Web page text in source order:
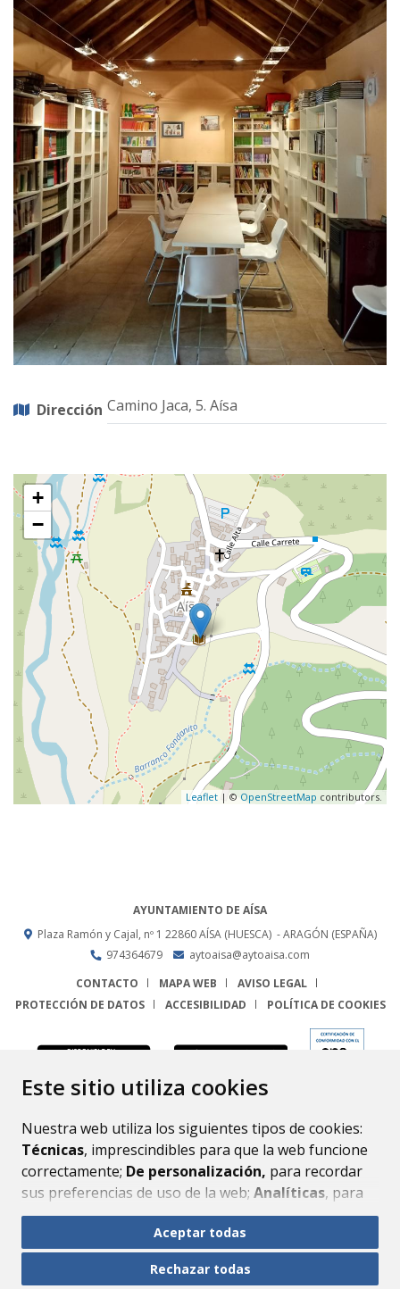
Este sitio utiliza cookies
Nuestra web utiliza los siguientes tipos de cookies:
Técnicas, imprescindibles para que la web funcione
correctamente; De personalización, para recordar
sus preferencias de uso de la web; Analíticas, para
mejorar el funcionamiento de la web y sus servicios.
Si acepta pulsando el botón“Aceptar todas”
consideramos que acepta su uso. Si pulsa el botón
Aceptar todas
Rechazar todas
Dirección Camino Jaca, 5. Aísa
+
−
Leaflet | © OpenStreetMap contributors.
AYUNTAMIENTO DE AÍSA
Plaza Ramón y Cajal, nº 1 22860 AÍSA (HUESCA) - ARAGÓN (ESPAÑA)
974364679
aytoaisa@aytoaisa.com
CONTACTO
MAPA WEB
AVISO LEGAL
PROTECCIÓN DE DATOS
ACCESIBILIDAD POLÍTICA DE COOKIES